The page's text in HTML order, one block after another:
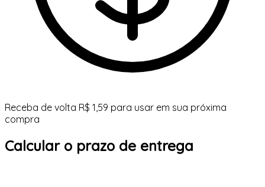
Receba de volta R$ 1,59 para usar em sua próxima
compra
Calcular o prazo de entrega